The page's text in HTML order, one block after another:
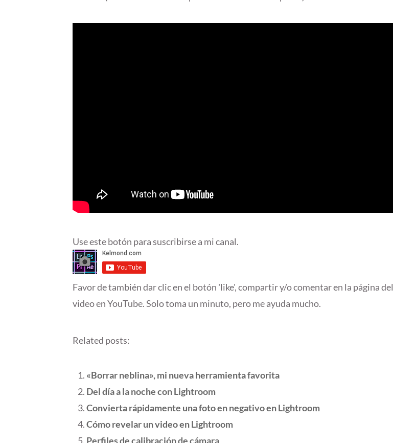
Use este botón para suscribirse a mi canal.
Favor de también dar clic en el botón 'like', compartir y/o comentar en la página del
video en YouTube. Solo toma un minuto, pero me ayuda mucho.
Related posts:
«Borrar neblina», mi nueva herramienta favorita
Del día a la noche con Lightroom
Convierta rápidamente una foto en negativo en Lightroom
Cómo revelar un video en Lightroom
Perfiles de calibración de cámara